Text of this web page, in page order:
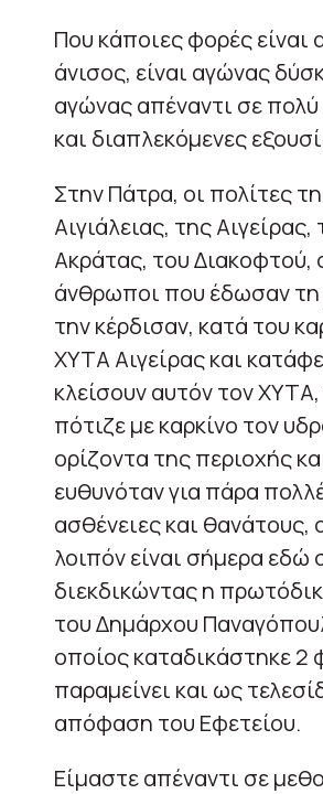
Που κάποιες φορές είναι
άνισος, είναι αγώνας
αγώνας απέναντι σε
και διαπλεκόμενες
Στην Πάτρα, οι πολίτες
Αιγιάλειας, της Αιγείρας,
Ακράτας, του Διακοφτού,
άνθρωποι που έδωσαν τη
την κέρδισαν, κατά του
ΧΥΤΑ Αιγείρας και
κλείσουν αυτόν τον
πότιζε με καρκίνο τον
ορίζοντα της περιοχής
ευθυνόταν για πάρα
ασθένειες και θανάτους,
λοιπόν είναι σήμερα εδώ
διεκδικώντας η
του Δημάρχου
οποίος καταδικάστηκε 2
παραμείνει και ως
απόφαση του Εφετείου.
Είμαστε απέναντι σε